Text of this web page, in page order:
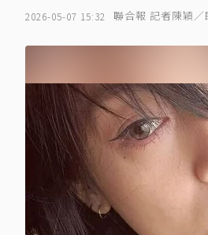
2026-05-07 15:32 聯合報 記者陳穎／